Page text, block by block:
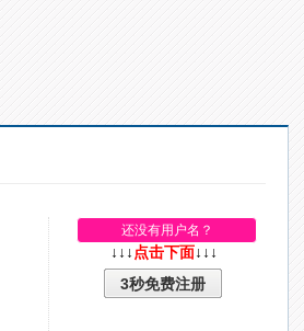
还没有用户名？
↓↓↓ 点击下面 ↓↓↓
3秒免费注册